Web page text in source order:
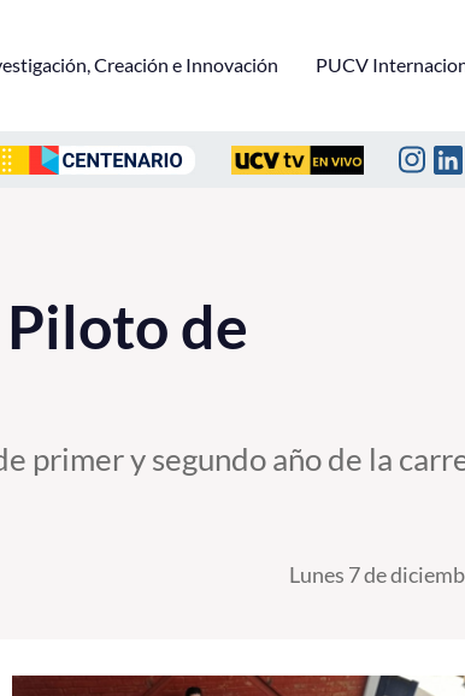
Creación e Innovación PUCV
de
primer y segundo año de la
Lunes 7 de